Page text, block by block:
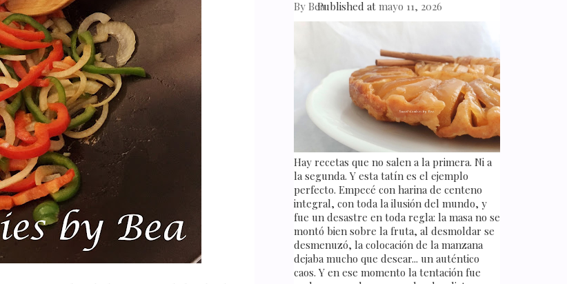
By BeaPublished at mayo 11, 2026
Hay recetas que no salen a la primera. Ni a
la segunda. Y esta tatín es el ejemplo
perfecto. Empecé con harina de centeno
integral, con toda la ilusión del mundo, y
fue un desastre en toda regla: la masa no se
montó bien sobre la fruta, al desmoldar se
desmenuzó, la colocación de la manzana
dejaba mucho que desear... un auténtico
caos. Y en ese momento la tentación fue